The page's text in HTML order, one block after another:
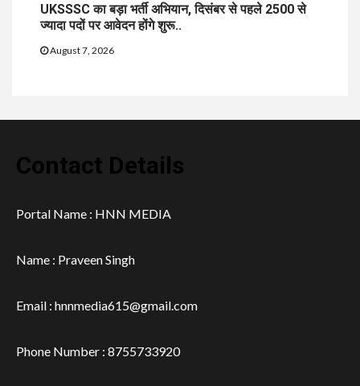
UKSSSC का बड़ा भर्ती अभियान, दिसंबर से पहले 2500 से
ज्यादा पदों पर आवेदन होंगे शुरू..
August 7, 2026
Contact Details
Portal Name : HNN MEDIA
Name : Praveen Singh
Email : hnnmedia615@gmail.com
Phone Number : 8755733920